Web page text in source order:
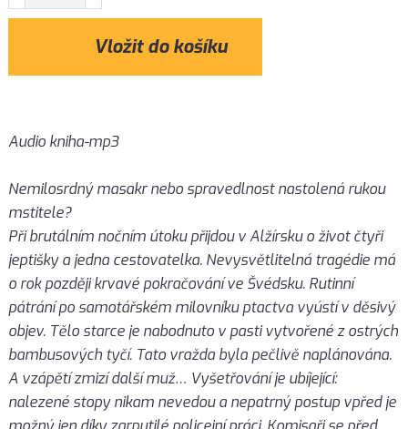
Audio kniha-mp3
Nemilosrdný masakr nebo spravedlnost nastolená rukou
mstitele?
Při brutálním nočním útoku přijdou v Alžírsku o život čtyři
jeptišky a jedna cestovatelka. Nevysvětlitelná tragédie má
o rok později krvavé pokračování ve Švédsku. Rutinní
pátrání po samotářském milovníku ptactva vyústí v děsivý
objev. Tělo starce je nabodnuto v pasti vytvořené z ostrých
bambusových tyčí. Tato vražda byla pečlivě naplánována.
A vzápětí zmizí další muž… Vyšetřování je ubíjející:
nalezené stopy nikam nevedou a nepatrný postup vpřed je